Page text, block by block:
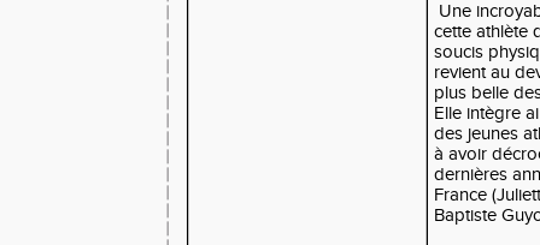
Une
cette athlète
soucis
revient au
plus belle
Elle intègre
des jeunes
à avoir
dernières
France
Baptiste